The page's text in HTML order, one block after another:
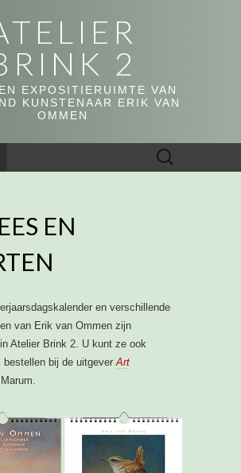
2
EXPOSITIERUIMTE VAN
KUNSTENAAR ERIK VAN
OMMEN
Zoeken
naar:
EN
en verschillende
van Erik van Ommen zijn
Atelier Brink 2. U kunt ze ook
bestellen bij de uitgeverArt